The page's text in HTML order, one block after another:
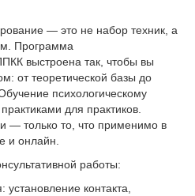
— это не набор техник, а
Программа
выстроена так, чтобы вы
от теоретической базы до
психологическому
для практиков.
— только то, что применимо в
и онлайн.
работы:
контакта,